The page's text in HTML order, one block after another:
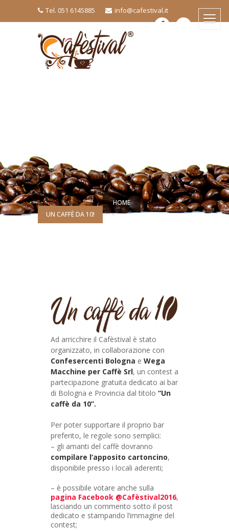
Tel. 051 6145885 info@cafestival.it
HOME
UN CAFFÈ DA 10!
Ad arricchire il Cafèstival è stato
organizzato, in collaborazione con
Confesercenti Bologna e Wega
Macchine per Caffè Srl, un contest a
partecipazione gratuita dedicato ai bar
di Bologna e Provincia dal titolo “Un
caffè da 10”.
Per poter supportare il proprio bar
preferito, le regole sono semplici:
– gli amanti del caffè dovranno
compilare l‘apposito cartoncino,
disponibile presso i locali aderenti;
– è possibile votare anche sulla
pagina Facebook @Cafèstival2016,
lasciando un commento sotto il post
dedicato e stampando l’immagine del
contest;